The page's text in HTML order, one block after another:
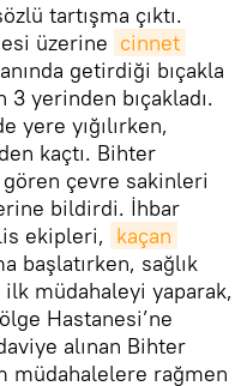
tartışma çıktı.
üzerine cinnet
getirdiği bıçakla
3 yerinden bıçakladı.
yere yığılırken,
kaçtı. Bihter
gören çevre sakinleri
bildirdi. İhbar
ekipleri, kaçan
başlatırken, sağlık
ilk müdahaleyi yaparak,
Hastanesi’ne
alınan Bihter
müdahalelere rağmen